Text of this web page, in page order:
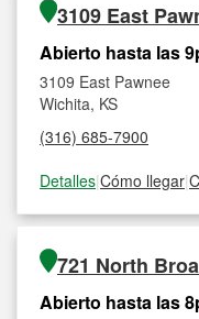
3109 East
Abierto hasta las
3109 East Pawnee
Wichita, KS
(316) 685-7900
Detalles|Cómo llegar|
721 North
Abierto hasta las